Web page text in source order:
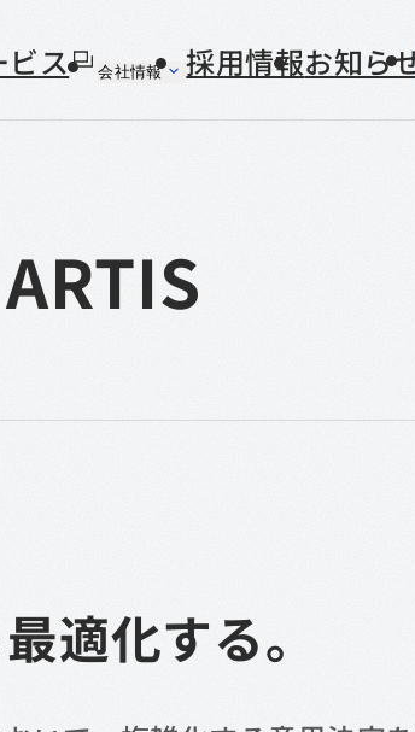
ビス 会社情報 採用情報お知ら
適化する。